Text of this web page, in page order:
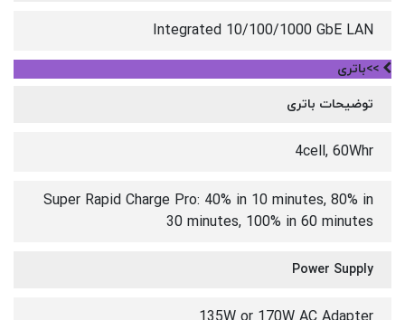
Integrated 10/100/1000 GbE LAN
>>باتری
توضیحات باتری
4cell, 60Whr
Super Rapid Charge Pro: 40% in 10 minutes, 80% in
30 minutes, 100% in 60 minutes
Power Supply